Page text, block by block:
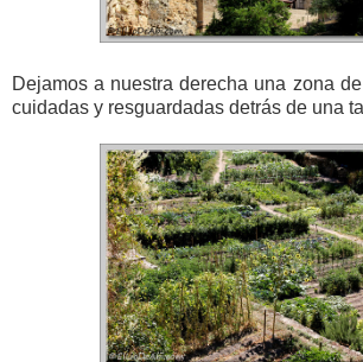
Dejamos a nuestra derecha una zona
cuidadas y resguardadas detrás de una